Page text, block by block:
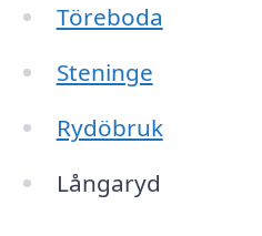
Töreboda
Steninge
Rydöbruk
Långaryd